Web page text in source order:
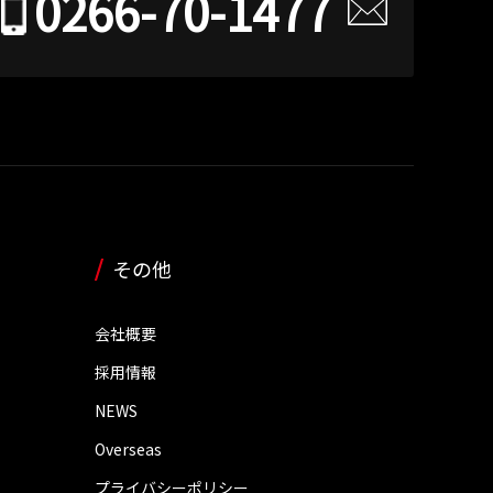
その他
会社概要
採用情報
NEWS
Overseas
プライバシーポリシー